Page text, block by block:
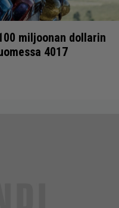
miljoonan dollarin
4017